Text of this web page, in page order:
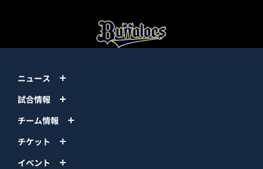
ニュース
試合情報
チーム情報
チケット
イベント